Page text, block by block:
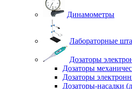
Динамометры
Лабораторные
Дозаторы
Дозаторы
Дозаторы
Дозаторы-насадки